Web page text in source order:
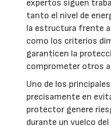
expertos siguen
tanto el nivel de
la estructura frente
como los criterios
garanticen la
comprometer otros
Uno de los
precisamente en
protector genere
durante un vuelco